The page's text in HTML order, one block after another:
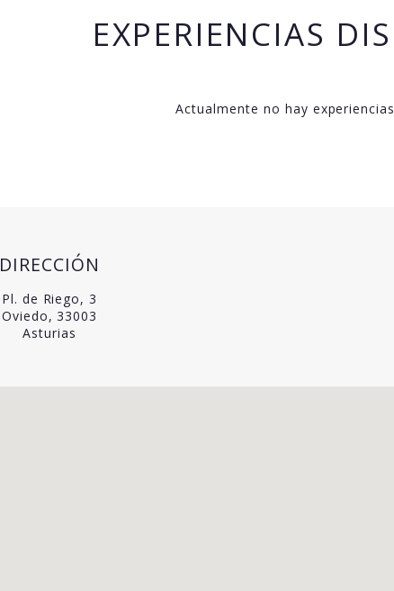
EXPERIENCIAS
Actualmente no hay
DIRECCIÓN
Pl. de Riego, 3
Oviedo, 33003
Asturias